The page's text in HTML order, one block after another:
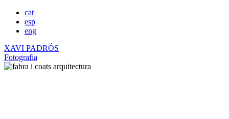
cat
esp
eng
XAVI PADRÓS
Fotografia